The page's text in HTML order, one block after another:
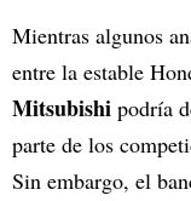
Mientras algunos
entre la estable
Mitsubishi podría
parte de los
Sin embargo, el